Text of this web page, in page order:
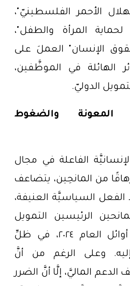
الأحمر الفلسطينيّ"،
المرأة والطفل"،
الإنسان" العملَ على
الهائلة في الموظَّفين،
الدوليّ.
المعونة والضغوط
الفاعلة في مجال
من المانحِين، يتضاعف
السياسيَّة العنيفة،
الرئيسين التمويل
لفترة وجيزة في أوائل العام ٢٠٢٤، في ظلِّ
وعلى الرغم من أنَّ
الماليَّ، إلَّا أنَّ الضرر